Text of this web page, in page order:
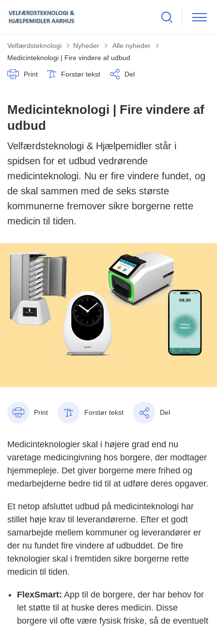
Velfærdsteknologi Nyheder Tilbage til
Alle nyheder
Medicinteknologi | Fire vindere af udbud
Print Forstør tekst Del
Medicinteknologi | Fire vindere af
udbud
Velfærdsteknologi & Hjælpemidler står i
spidsen for et udbud vedrørende
medicinteknologi. Nu er fire vindere fundet, og
de skal sammen med de seks største
kommunerne fremover sikre borgerne rette
medicin til tiden.
Print Forstør tekst Del
Medicinteknologier skal i højere grad end nu
varetage medicingivning hos borgere, der modtager
hjemmepleje. Det giver borgerne mere frihed og
medarbejderne bedre tid til at udføre deres opgaver.
Et netop afsluttet udbud på medicinteknologi har
stillet høje krav til leverandørerne. Efter et godt
samarbejde mellem kommuner og leverandører er
der nu fundet fire vindere af udbuddet. De fire
teknologier skal i fremtiden sikre borgerne rette
medicin til tiden.
FlexSmart: App til de borgere, der har behov for
let støtte til at huske deres medicin. Disse
borgere vil ofte være fysisk friske, så de eventuelt